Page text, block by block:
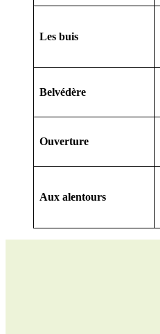
Les buis
Belvédère
Ouverture
Aux alentours